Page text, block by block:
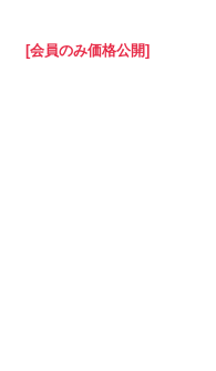
[会員のみ価格公開]